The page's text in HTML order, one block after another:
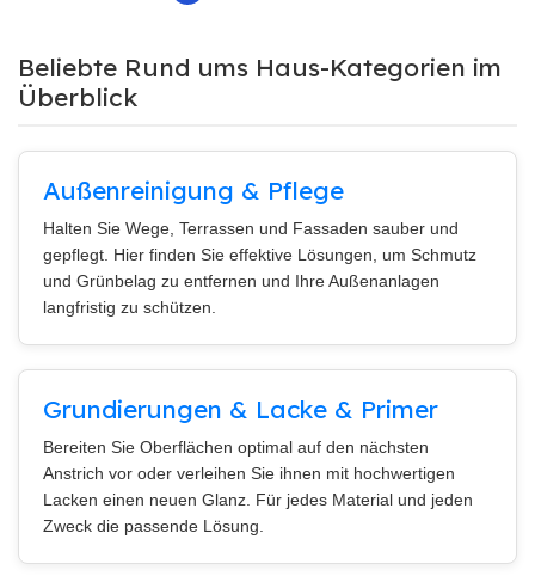
Beliebte Rund ums Haus-Kategorien im
Überblick
Außenreinigung & Pflege
Halten Sie Wege, Terrassen und Fassaden sauber und
gepflegt. Hier finden Sie effektive Lösungen, um Schmutz
und Grünbelag zu entfernen und Ihre Außenanlagen
langfristig zu schützen.
Grundierungen & Lacke & Primer
Bereiten Sie Oberflächen optimal auf den nächsten
Anstrich vor oder verleihen Sie ihnen mit hochwertigen
Lacken einen neuen Glanz. Für jedes Material und jeden
Zweck die passende Lösung.